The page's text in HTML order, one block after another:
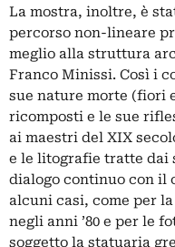
La mostra, inoltre, è
percorso non-lineare
meglio alla struttura
Franco Minissi. Così i
sue nature morte (fiori
ricomposti e le sue
ai maestri del XIX
e le litografie tratte dai
dialogo continuo con il
alcuni casi, come per
negli anni ’80 e per le
soggetto la statuaria